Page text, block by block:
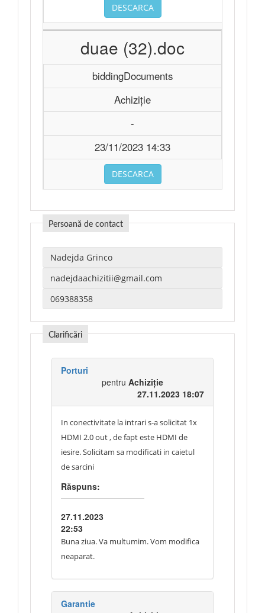
DESCARCA
duae (32).doc
biddingDocuments
Achiziție
-
23/11/2023 14:33
DESCARCA
Persoană de contact
Clarificări
Porturi
pentru Achiziție
27.11.2023 18:07
In conectivitate la intrari s-a solicitat 1x
HDMI 2.0 out , de fapt este HDMI de
iesire. Solicitam sa modificati in caietul
de sarcini
Răspuns:
27.11.2023
22:53
Buna ziua. Va multumim. Vom modifica
neaparat.
Garantie